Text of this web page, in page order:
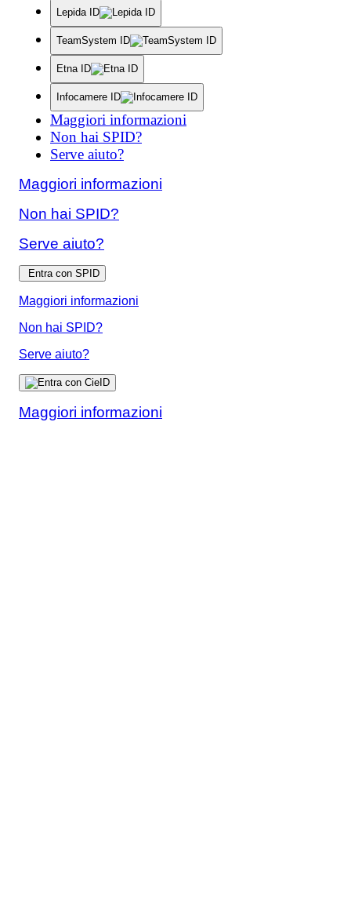
Lepida ID
TeamSystem ID
Etna ID
Infocamere ID
Maggiori informazioni
Non hai SPID?
Serve aiuto?
Maggiori informazioni
Non hai SPID?
Serve aiuto?
Entra con SPID
Maggiori informazioni
Non hai SPID?
Serve aiuto?
Maggiori informazioni